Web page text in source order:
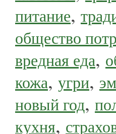
питание,
общество
вредная еда,
кожа, угри,
новый год,
кухня,